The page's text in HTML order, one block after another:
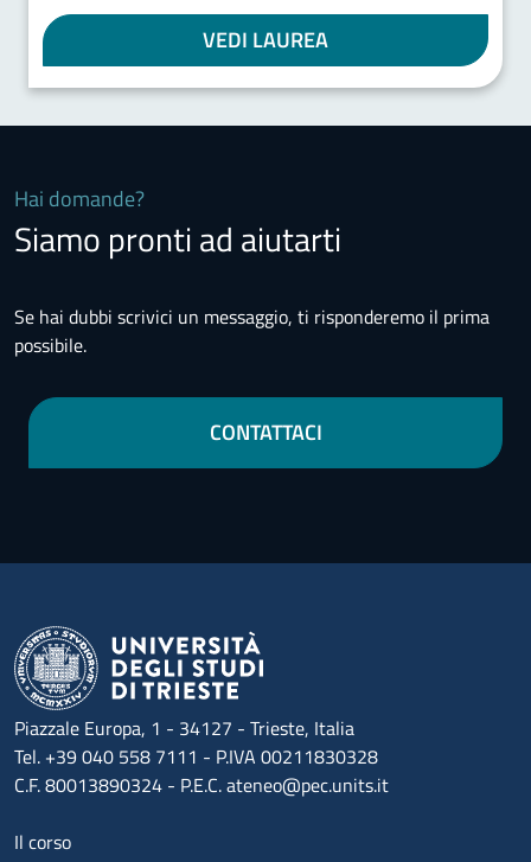
VEDI LAUREA
Hai domande?
Siamo pronti ad aiutarti
Se hai dubbi scrivici un messaggio, ti risponderemo il prima
possibile.
CONTATTACI
Piazzale Europa, 1 - 34127 - Trieste, Italia
Tel. +39 040 558 7111 - P.IVA 00211830328
C.F. 80013890324 - P.E.C. ateneo@pec.units.it
Menu footer 1
Il corso